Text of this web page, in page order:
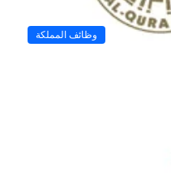
وظائف المملكة